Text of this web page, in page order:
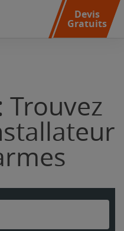
Devis
Gratuits
Trouvez